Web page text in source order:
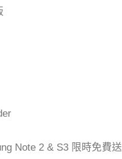
Note 2 & S3 限時免費送